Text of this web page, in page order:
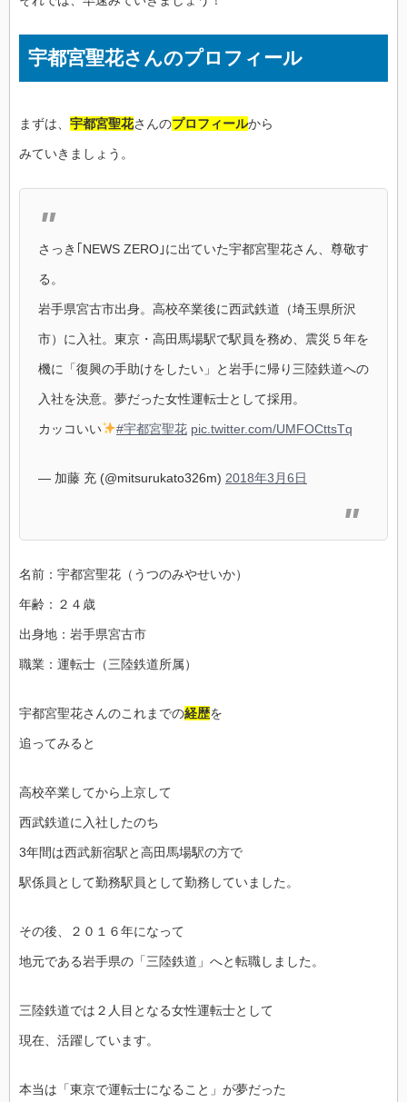
宇都宮聖花さんのプロフィール
まずは、 宇都宮聖花さんのプロフィールから
みていきましょう。
さっき｢NEWS ZERO｣に出ていた宇都宮聖花さん、尊敬す
る。
岩手県宮古市出身。高校卒業後に西武鉄道（埼玉県所沢
市）に入社。東京・高田馬場駅で駅員を務め、震災５年を
機に「復興の手助けをしたい」と岩手に帰り三陸鉄道への
入社を決意。夢だった女性運転士として採用。
カッコいい #宇都宮聖花 pic.twitter.com/UMFOCttsTq
— 加藤 充 (@mitsurukato326m) 2018年3月6日
名前：宇都宮聖花（うつのみやせいか）
年齢：２４歳
出身地：岩手県宮古市
職業：運転士（三陸鉄道所属）
宇都宮聖花さんのこれまでの経歴を
追ってみると
高校卒業してから上京して
西武鉄道に入社したのち
3年間は西武新宿駅と高田馬場駅の方で
駅係員として勤務駅員として勤務していました。
その後、２０１６年になって
地元である岩手県の「三陸鉄道」へと転職しました。
三陸鉄道では２人目となる女性運転士として
現在、活躍しています。
本当は「東京で運転士になること」が夢だった